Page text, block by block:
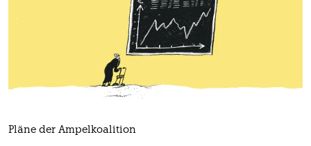
Pläne der Ampelkoalition